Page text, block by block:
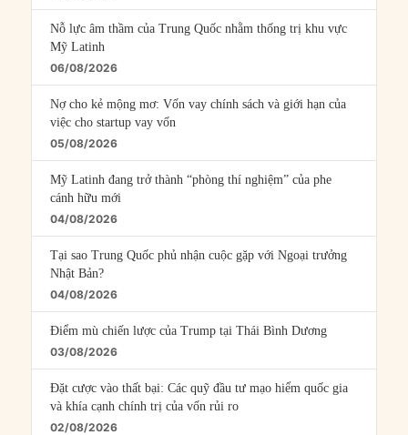
Nỗ lực âm thầm của Trung Quốc nhằm thống trị khu vực
Mỹ Latinh
06/08/2026
Nợ cho kẻ mộng mơ: Vốn vay chính sách và giới hạn của
việc cho startup vay vốn
05/08/2026
Mỹ Latinh đang trở thành “phòng thí nghiệm” của phe
cánh hữu mới
04/08/2026
Tại sao Trung Quốc phủ nhận cuộc gặp với Ngoại trưởng
Nhật Bản?
04/08/2026
Điểm mù chiến lược của Trump tại Thái Bình Dương
03/08/2026
Đặt cược vào thất bại: Các quỹ đầu tư mạo hiểm quốc gia
và khía cạnh chính trị của vốn rủi ro
02/08/2026